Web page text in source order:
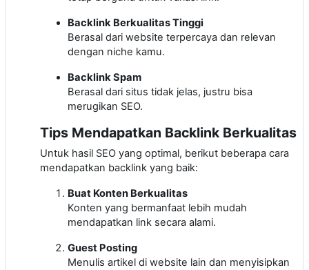
Backlink Berkualitas Tinggi
Berasal dari website terpercaya dan relevan
dengan niche kamu.
Backlink Spam
Berasal dari situs tidak jelas, justru bisa
merugikan SEO.
Tips Mendapatkan Backlink Berkualitas
Untuk hasil SEO yang optimal, berikut beberapa cara
mendapatkan backlink yang baik:
Buat Konten Berkualitas
Konten yang bermanfaat lebih mudah
mendapatkan link secara alami.
Guest Posting
Menulis artikel di website lain dan menyisipkan